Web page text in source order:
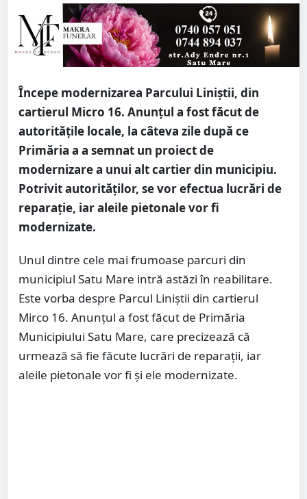
Începe modernizarea Parcului Liniștii, din
cartierul Micro 16. Anunțul a fost făcut de
autoritățile locale, la câteva zile după ce
Primăria a a semnat un proiect de
modernizare a unui alt cartier din municipiu.
Potrivit autorităților, se vor efectua lucrări de
reparație, iar aleile pietonale vor fi
modernizate.
Unul dintre cele mai frumoase parcuri din
municipiul Satu Mare intră astăzi în reabilitare.
Este vorba despre Parcul Liniștii din cartierul
Mirco 16. Anunțul a fost făcut de Primăria
Municipiului Satu Mare, care precizează că
urmează să fie făcute lucrări de reparații, iar
aleile pietonale vor fi și ele modernizate.